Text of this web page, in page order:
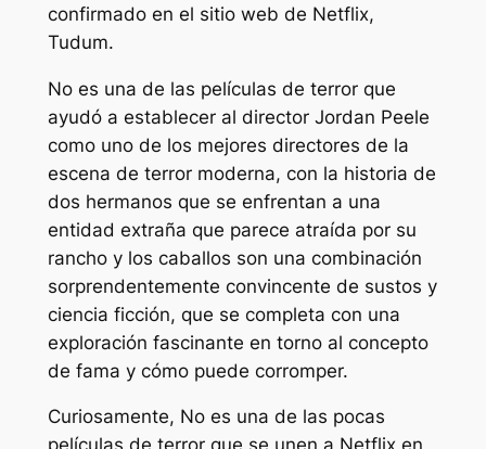
confirmado en el sitio web de Netflix,
Tudum.
Noes una de las películas de terror que
ayudó a establecer al director Jordan Peele
como uno de los mejores directores de la
escena de terror moderna, con la historia de
dos hermanos que se enfrentan a una
entidad extraña que parece atraída por su
rancho y los caballos son una combinación
sorprendentemente convincente de sustos y
ciencia ficción, que se completa con una
exploración fascinante en torno al concepto
de fama y cómo puede corromper.
Curiosamente, Noes una de las pocas